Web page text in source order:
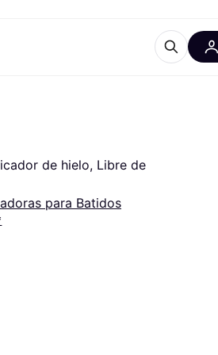
de hielo, Libre de
para Batidos